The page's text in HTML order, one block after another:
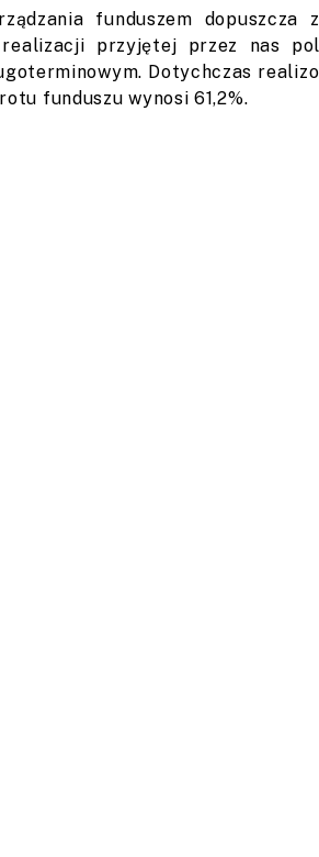
funduszem dopuszcza
realizacji przyjętej przez nas
Dotychczas
funduszu wynosi 61,2%.